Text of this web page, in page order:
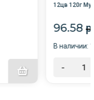
12цв 120г
96.58 p
В наличии:
-